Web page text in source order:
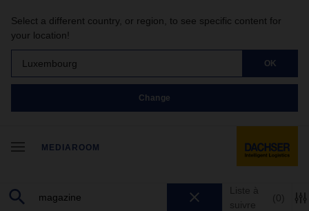
Select a different country, or region, to see specific content for
your location!
Luxembourg OK
Change
MEDIAROOM
Liste à
suivre
(0)